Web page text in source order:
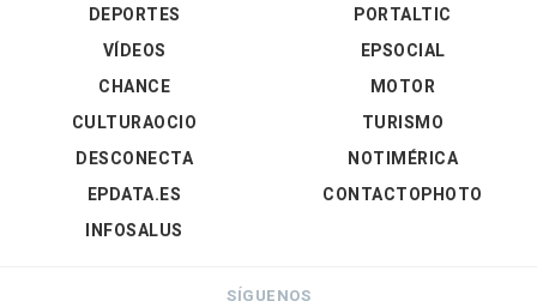
DEPORTES
VÍDEOS
PORTALTIC
EPSOCIAL
CHANCE
CULTURAOCIO
DESCONECTA
EPDATA.ES
INFOSALUS
MOTOR
TURISMO
NOTIMÉRICA
CONTACTOPHOTO
SÍGUENOS